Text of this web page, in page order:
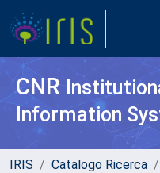
CNR
Information
IRIS Catalogo Ricerca